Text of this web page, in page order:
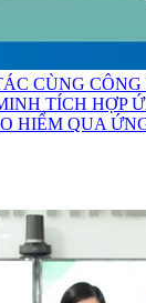
CÙNG
TÍCH HỢP
HIỂM QUA